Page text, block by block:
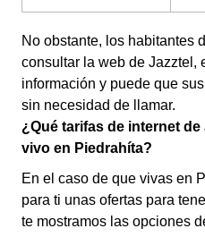
No obstante, los habitantes
consultar la web de Jazztel,
información y puede que
sin necesidad de llamar.
¿Qué tarifas de internet
vivo en Piedrahíta?
En el caso de que vivas en
para ti unas ofertas para
te mostramos las opciones